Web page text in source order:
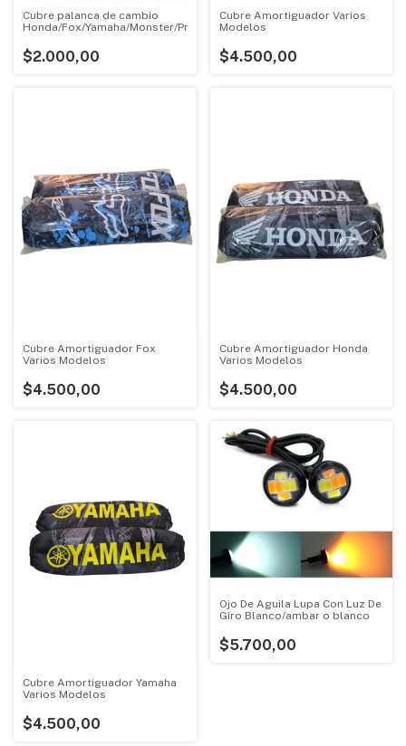
Cubre palanca de cambio
Honda/Fox/Yamaha/Monster/Protaper
$2.000,00
Cubre Amortiguador Varios
Modelos
$4.500,00
Cubre Amortiguador Fox
Varios Modelos
$4.500,00
Cubre Amortiguador Honda
Varios Modelos
$4.500,00
Cubre Amortiguador Yamaha
Varios Modelos
$4.500,00
Ojo De Aguila Lupa Con Luz De
Giro Blanco/ambar o blanco
$5.700,00